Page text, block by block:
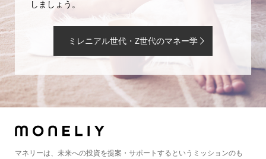
しましょう。
ミレニアル世代・Z世代のマネー学
マネリーは、未来への投資を提案・サポートするというミッションのも